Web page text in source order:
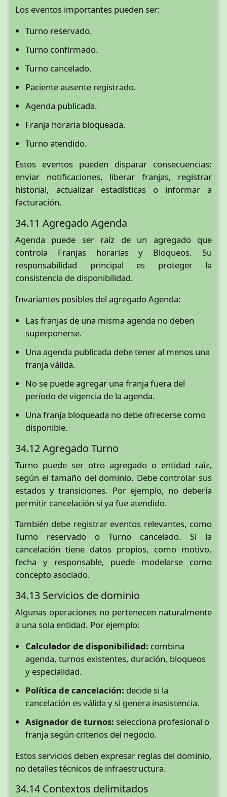
Los eventos importantes pueden ser:
Turno reservado.
Turno confirmado.
Turno cancelado.
Paciente ausente registrado.
Agenda publicada.
Franja horaria bloqueada.
Turno atendido.
Estos eventos pueden disparar consecuencias:
enviar notificaciones, liberar franjas, registrar
historial, actualizar estadísticas o informar a
facturación.
34.11 Agregado Agenda
Agenda puede ser raíz de un agregado que
controla Franjas horarias y Bloqueos. Su
responsabilidad principal es proteger la
consistencia de disponibilidad.
Invariantes posibles del agregado Agenda:
Las franjas de una misma agenda no deben
superponerse.
Una agenda publicada debe tener al menos una
franja válida.
No se puede agregar una franja fuera del
período de vigencia de la agenda.
Una franja bloqueada no debe ofrecerse como
disponible.
34.12 Agregado Turno
Turno puede ser otro agregado o entidad raíz,
según el tamaño del dominio. Debe controlar sus
estados y transiciones. Por ejemplo, no debería
permitir cancelación si ya fue atendido.
También debe registrar eventos relevantes, como
Turno reservado o Turno cancelado. Si la
cancelación tiene datos propios, como motivo,
fecha y responsable, puede modelarse como
concepto asociado.
34.13 Servicios de dominio
Algunas operaciones no pertenecen naturalmente
a una sola entidad. Por ejemplo:
Calculador de disponibilidad: combina
agenda, turnos existentes, duración, bloqueos
y especialidad.
Política de cancelación: decide si la
cancelación es válida y si genera inasistencia.
Asignador de turnos: selecciona profesional o
franja según criterios del negocio.
Estos servicios deben expresar reglas del dominio,
no detalles técnicos de infraestructura.
34.14 Contextos delimitados